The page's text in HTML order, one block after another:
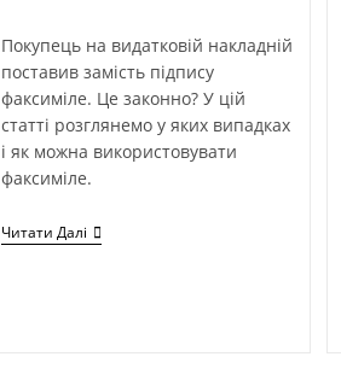
Покупець на видатковій накладній
поставив замість підпису
факсиміле. Це законно? У цій
статті розглянемо у яких випадках
і як можна використовувати
факсиміле.
Читати Далі